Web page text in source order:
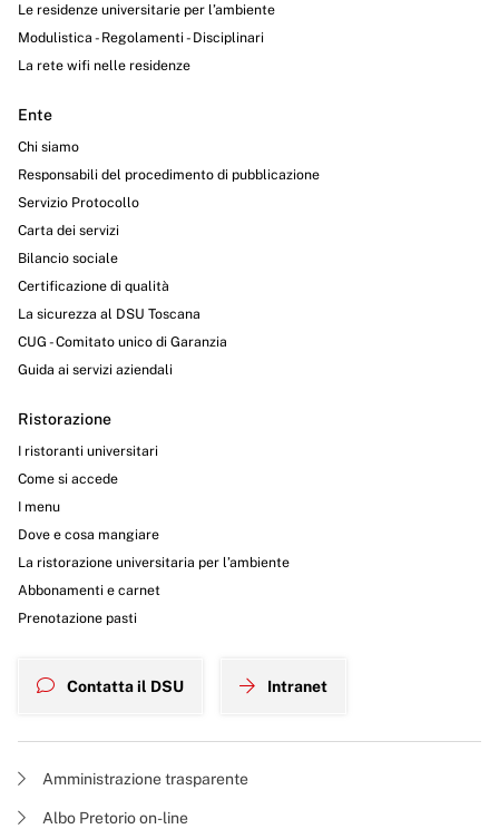
Le residenze universitarie per l’ambiente
Modulistica - Regolamenti - Disciplinari
La rete wifi nelle residenze
Ente
Chi siamo
Responsabili del procedimento di pubblicazione
Servizio Protocollo
Carta dei servizi
Bilancio sociale
Certificazione di qualità
La sicurezza al DSU Toscana
CUG - Comitato unico di Garanzia
Guida ai servizi aziendali
Ristorazione
I ristoranti universitari
Come si accede
I menu
Dove e cosa mangiare
La ristorazione universitaria per l’ambiente
Abbonamenti e carnet
Prenotazione pasti
Contatta il DSU Intranet
Amministrazione trasparente
Albo Pretorio on-line